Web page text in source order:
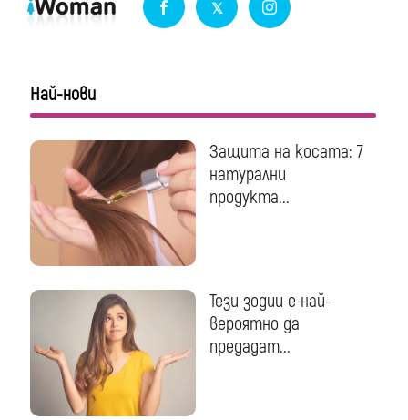
Най-нови
Защита на косата: 7
натурални
продукта...
Тези зодии е най-
вероятно да
предадат...